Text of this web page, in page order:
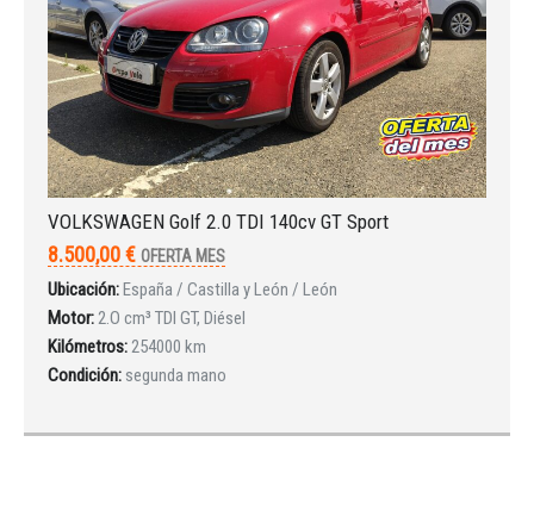
VOLKSWAGEN Golf 2.0 TDI 140cv GT Sport
8.500,00 € OFERTA MES
Ubicación:España / Castilla y León / León
Motor:2.O cm³ TDI GT, Diésel
Kilómetros:254000 km
Condición: segunda mano